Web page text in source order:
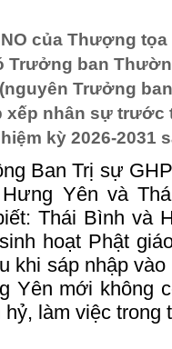
của Thượng tọa
Trưởng ban
Trưởng
xếp nhân sự trước
kỳ 2026-2031
Ban Trị sự
Yên và
Thái Bình và
hoạt Phật
khi sáp nhập
Yên mới không
làm việc trong